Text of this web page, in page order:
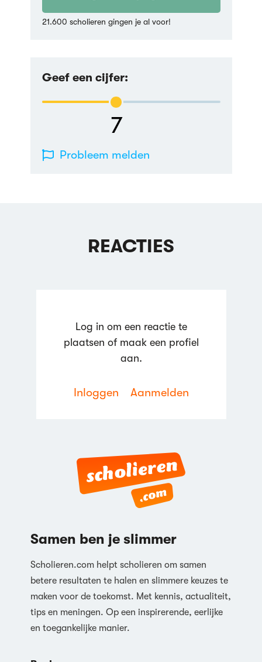
21.600 scholieren gingen je al voor!
Geef een cijfer:
7
Probleem melden
REACTIES
Log in om een reactie te
plaatsen of maak een profiel
aan.
Inloggen Aanmelden
Samen ben je slimmer
Scholieren.com helpt scholieren om samen
betere resultaten te halen en slimmere keuzes te
maken voor de toekomst. Met kennis, actualiteit,
tips en meningen. Op een inspirerende, eerlijke
en toegankelijke manier.